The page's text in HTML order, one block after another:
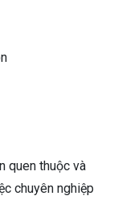
quen thuộc và
chuyên nghiệp